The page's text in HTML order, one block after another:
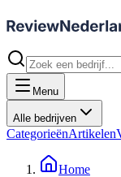
Menu
Alle bedrijven
CategorieënArtikelen
Home